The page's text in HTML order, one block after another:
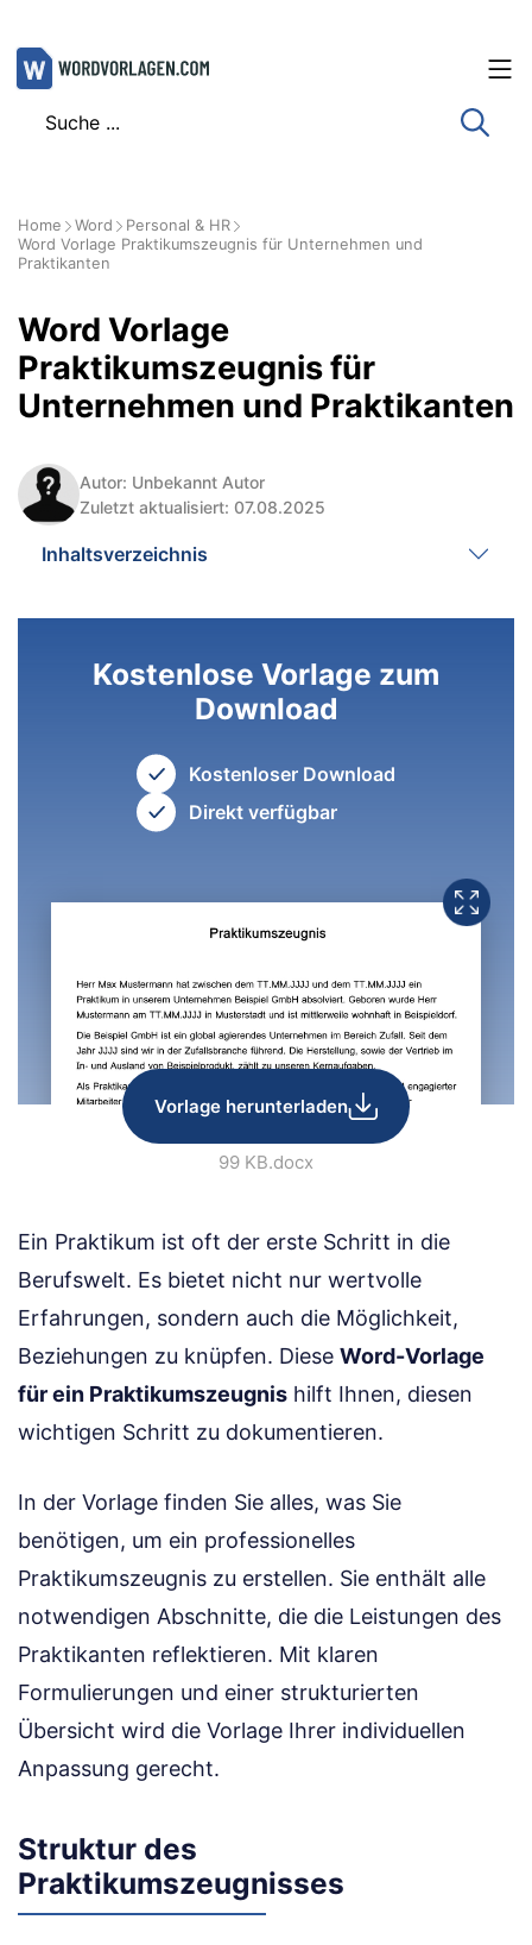
Zum
Inhalt
Home Word
Personal & HR
Word Vorlage Praktikumszeugnis für Unternehmen und
Praktikanten
Word Vorlage
Praktikumszeugnis für
Unternehmen und Praktikanten
Autor: Unbekannt Autor
Zuletzt aktualisiert: 07.08.2025
Inhaltsverzeichnis
Kostenlose Vorlage zum
Download
Kostenloser Download
Direkt verfügbar
Vorlage herunterladen
99 KB.docx
Ein Praktikum ist oft der erste Schritt in die
Berufswelt. Es bietet nicht nur wertvolle
Erfahrungen, sondern auch die Möglichkeit,
Beziehungen zu knüpfen. Diese Word-Vorlage
für ein Praktikumszeugnis hilft Ihnen, diesen
wichtigen Schritt zu dokumentieren.
In der Vorlage finden Sie alles, was Sie
benötigen, um ein professionelles
Praktikumszeugnis zu erstellen. Sie enthält alle
notwendigen Abschnitte, die die Leistungen des
Praktikanten reflektieren. Mit klaren
Formulierungen und einer strukturierten
Übersicht wird die Vorlage Ihrer individuellen
Anpassung gerecht.
Struktur des
Praktikumszeugnisses